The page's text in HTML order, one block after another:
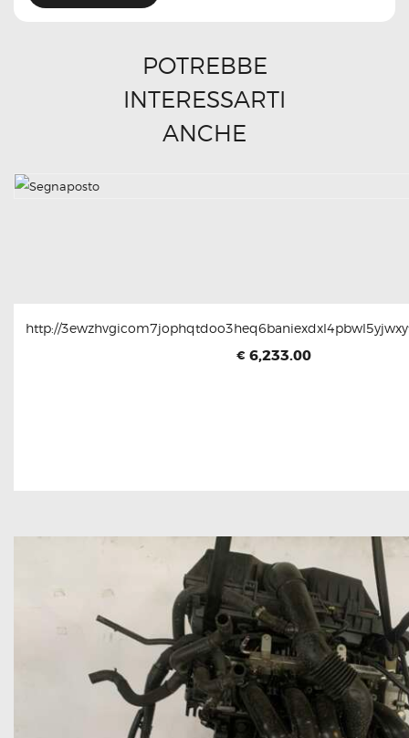
POTREBBE
INTERESSARTI
ANCHE
http://
€ 6,233.00